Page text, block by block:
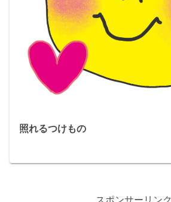
照れるつけもの